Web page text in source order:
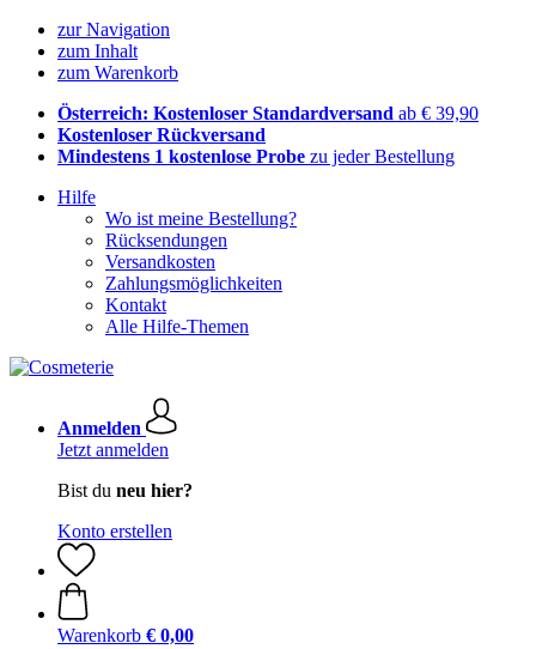
zur Navigation
zum Inhalt
zum Warenkorb
Österreich: Kostenloser Standardversand ab € 39,90
Kostenloser Rückversand
Mindestens 1 kostenlose Probe zu jeder Bestellung
Hilfe
Wo ist meine Bestellung?
Rücksendungen
Versandkosten
Zahlungsmöglichkeiten
Kontakt
Alle Hilfe-Themen
Anmelden
Jetzt anmelden
Bist du neu hier?
Konto erstellen
Warenkorb € 0,00